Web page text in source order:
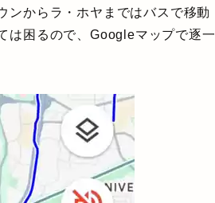
ンからラ・ホヤまではバスで移動
は困るので、Googleマップで逐一